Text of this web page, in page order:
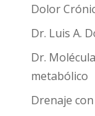
Dolor
Dr. Luis A.
Dr.
metabólico
Drenaje